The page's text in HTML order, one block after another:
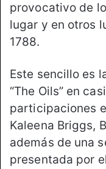
provocativo de
lugar y en otros
1788.
Este sencillo es
“The Oils” en
participaciones
Kaleena Briggs,
además de una
presentada por